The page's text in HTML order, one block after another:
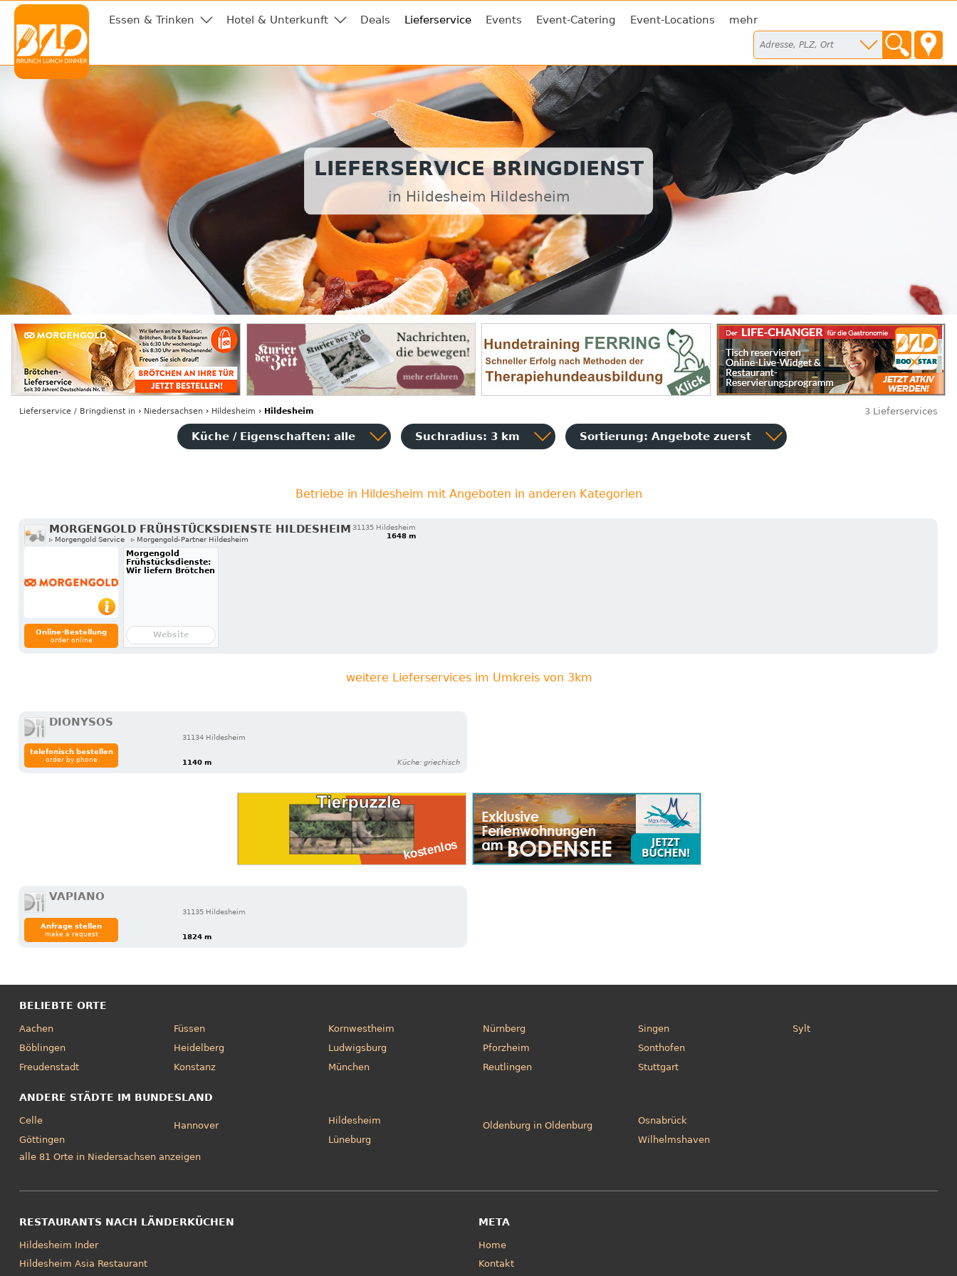
Essen & Trinken Hotel & Unterkunft Deals Lieferservice Events Event-Catering Event-Locations mehr
LIEFERSERVICE BRINGDIENST
in Hildesheim Hildesheim
Lieferservice / Bringdienstin › Niedersachsen › Hildesheim › Hildesheim 3 Lieferservices
Küche / Eigenschaften: alle Suchradius: 3 km Sortierung: Angebote zuerst
Betriebe in Hildesheim mit Angeboten in anderen Kategorien
MORGENGOLD FRÜHSTÜCKSDIENSTE HILDESHEIM
▹ Morgengold Service ▹ Morgengold-Partner Hildesheim
31135 Hildesheim
1648 m
Online-Bestellung
order online
Morgengold
Frühstücksdienste:
Wir liefern Brötchen
Website
weitere Lieferservices im Umkreis von 3km
DIONYSOS
31134 Hildesheim
1140 m Küche: griechisch
telefonisch bestellen
order by phone
VAPIANO
31135 Hildesheim
1824 m
Anfrage stellen
make a request
BELIEBTE ORTE
Aachen
Böblingen
Freudenstadt
Füssen
Heidelberg
Konstanz
Kornwestheim
Ludwigsburg
München
Nürnberg
Pforzheim
Reutlingen
Singen
Sonthofen
Stuttgart
Sylt
ANDERE STÄDTE IM BUNDESLAND
Celle
Göttingen
Hannover
Hildesheim
Lüneburg
Oldenburg in Oldenburg
Osnabrück
Wilhelmshaven
alle 81 Orte in Niedersachsen anzeigen
RESTAURANTS NACH LÄNDERKÜCHEN
Hildesheim Inder
Hildesheim Asia Restaurant
META
Home
Kontakt